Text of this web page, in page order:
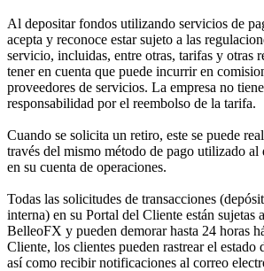
Al depositar fondos utilizando servicios de
acepta y reconoce estar sujeto a las
servicio, incluidas, entre otras, tarifas y otras
tener en cuenta que puede incurrir en
proveedores de servicios. La empresa no
responsabilidad por el reembolso de la tarifa.
Cuando se solicita un retiro, este se puede
través del mismo método de pago utilizado
en su cuenta de operaciones.
Todas las solicitudes de transacciones
interna) en su Portal del Cliente están sujetas
BelleoFX y pueden demorar hasta 24 horas
Cliente, los clientes pueden rastrear el estado
así como recibir notificaciones al correo